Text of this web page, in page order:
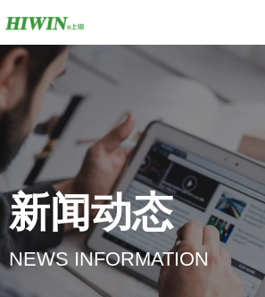
新闻动态
NEWS INFORMATION